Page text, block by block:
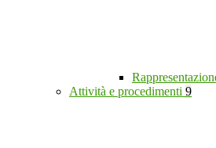
Attività e procedimenti 9